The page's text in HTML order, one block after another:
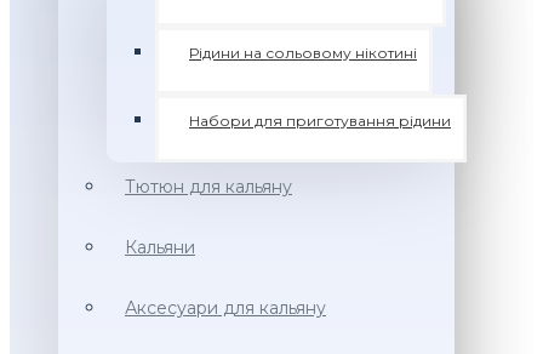
Рідини на сольовому нікотині
Набори для приготування рідини
Тютюн для кальяну
Кальяни
Аксесуари для кальяну